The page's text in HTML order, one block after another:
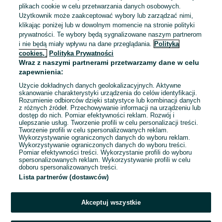
Odświeżono dnia 05 sierpnia 2026
Pracownik Ochrony (Biedronka) k/m
Solid Security Sp. z o.o.
Dywity
Pełny etat
Umowa zlecenie
Doświadczenie nie jest wymagane
05 sierpnia 2026
1 ... 16
plikach cookie w celu przetwarzania danych osobowych.
Użytkownik może zaakceptować wybory lub zarządzać nimi,
klikając poniżej lub w dowolnym momencie na stronie polityki
prywatności. Te wybory będą sygnalizowane naszym partnerom
i nie będą miały wpływu na dane przeglądania. Polityka
cookies,
Polityka Prywatności
Wraz z naszymi partnerami przetwarzamy dane w celu
zapewnienia:
Użycie dokładnych danych geolokalizacyjnych. Aktywne
skanowanie charakterystyki urządzenia do celów identyfikacji.
Rozumienie odbiorców dzięki statystyce lub kombinacji danych
z różnych źródeł. Przechowywanie informacji na urządzeniu lub
dostęp do nich. Pomiar efektywności reklam. Rozwój i
ulepszanie usług. Tworzenie profili w celu personalizacji treści.
Tworzenie profili w celu spersonalizowanych reklam.
Wykorzystywanie ograniczonych danych do wyboru reklam.
Wykorzystywanie ograniczonych danych do wyboru treści.
Pomiar efektywności treści. Wykorzystanie profili do wyboru
spersonalizowanych reklam. Wykorzystywanie profili w celu
doboru spersonalizowanych treści.
Lista partnerów (dostawców)
Akceptuj wszystkie